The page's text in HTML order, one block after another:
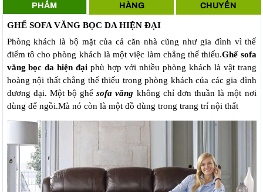
PHẨM
HÀNG
CHUYỂN
GHẾ SOFA VĂNG BỌC DA HIỆN ĐẠI
Phòng khách là bộ mặt của cả căn nhà cũng như gia đình vì thế
điểm tô cho phòng khách là một việc làm chẳng thể thiếu.Ghế sofa
văng bọc da hiện đại phù hợp với nhiều phòng khách là vật trang
hoàng nội thất chẳng thể thiếu trong phòng khách của các gia đình
đương đại. Một bộ ghếsofa văng không chỉ đơn thuần là một nơi
dùng để ngồi.Mà nó còn là một đồ dùng trong trang trí nội thất